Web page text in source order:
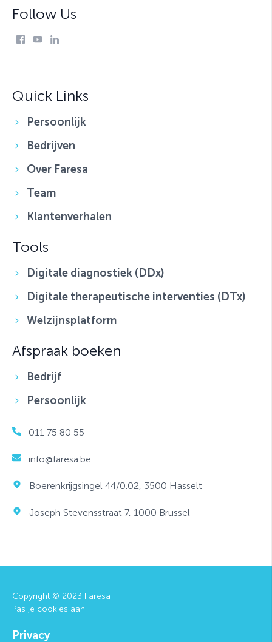
Follow Us
Quick Links
Persoonlijk
Bedrijven
Over Faresa
Team
Klantenverhalen
Tools
Digitale diagnostiek (DDx)
Digitale therapeutische interventies (DTx)
Welzijnsplatform
Afspraak boeken
Bedrijf
Persoonlijk
011 75 80 55
info@faresa.be
Boerenkrijgsingel 44/0.02, 3500 Hasselt
Joseph Stevensstraat 7, 1000 Brussel
Copyright © 2023 Faresa
Pas je cookies aan
Privacy